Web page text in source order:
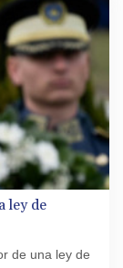
ley de
de una ley de